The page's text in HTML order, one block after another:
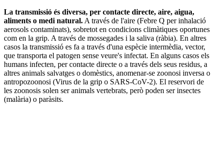
La transmissió és diversa, per contacte directe, aire, aigua,
aliments o medi natural. A través de l'aire (Febre Q per inhalació
aerosols contaminats), sobretot en condicions climàtiques oportunes
com en la grip. A través de mossegades i la saliva (ràbia). En altres
casos la transmissió es fa a través d'una espècie intermèdia, vector,
que transporta el patogen sense veure's infectat. En alguns casos els
humans infecten, per contacte directe o a través dels seus residus, a
altres animals salvatges o domèstics, anomenar-se zoonosi inversa o
antropozoonosi (Virus de la grip o SARS-CoV-2). El reservori de
les zoonosis solen ser animals vertebrats, però poden ser insectes
(malària) o paràsits.